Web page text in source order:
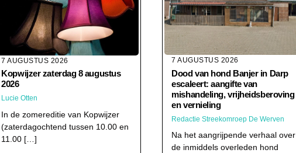
7 AUGUSTUS 2026
Kopwijzer zaterdag 8 augustus
2026
Lucie Otten
In de zomereditie van Kopwijzer
(zaterdagochtend tussen 10.00 en
11.00 […]
7 AUGUSTUS 2026
Dood van hond Banjer in Darp
escaleert: aangifte van
mishandeling, vrijheidsberoving
en vernieling
Redactie Streekomroep De Werven
Na het aangrijpende verhaal over
de inmiddels overleden hond